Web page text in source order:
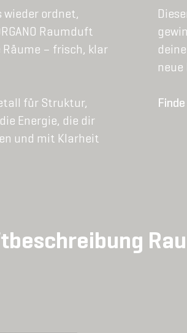
wieder ordnet,
Raumduft
– frisch, klar
für Struktur,
Energie, die dir
und mit Klarheit
deine
neue